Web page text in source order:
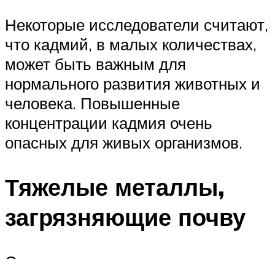
Некоторые исследователи считают,
что кадмий, в малых количествах,
может быть важным для
нормального развития животных и
человека. Повышенные
концентрации кадмия очень
опасных для живых организмов.
Тяжелые металлы,
загрязняющие почву